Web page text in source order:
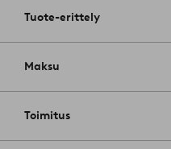
Tuote-erittely
Maksu
Toimitus